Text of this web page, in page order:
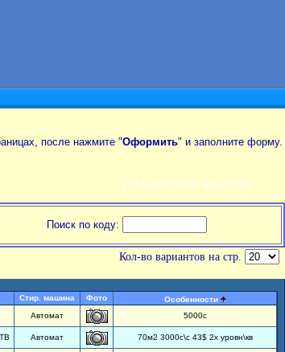
после нажмите "Оформить" и заполните форму.
ПЛАНИРОВКИ КВАРТИР
Поиск по коду:
Кол-во вариантов на стр.
Стир. машина Фото
Особенности
Автомат 5000с
Автомат 70м2 3000с\с 43$ 2х уровн\кв